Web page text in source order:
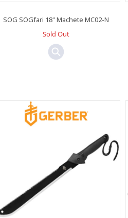
SOG SOGfari 18" Machete MC02-N
Sold Out